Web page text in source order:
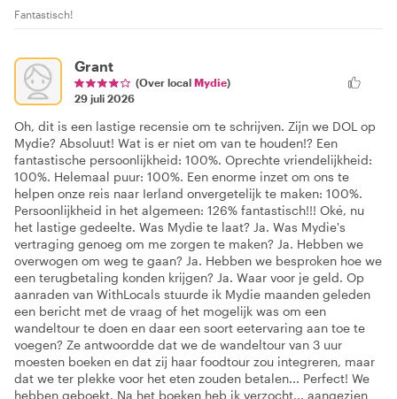
Fantastisch!
Grant
(Over local Mydie)
29 juli 2026
Oh, dit is een lastige recensie om te schrijven. Zijn we DOL op
Mydie? Absoluut! Wat is er niet om van te houden!? Een
fantastische persoonlijkheid: 100%. Oprechte vriendelijkheid:
100%. Helemaal puur: 100%. Een enorme inzet om ons te
helpen onze reis naar Ierland onvergetelijk te maken: 100%.
Persoonlijkheid in het algemeen: 126% fantastisch!!! Oké, nu
het lastige gedeelte. Was Mydie te laat? Ja. Was Mydie's
vertraging genoeg om me zorgen te maken? Ja. Hebben we
overwogen om weg te gaan? Ja. Hebben we besproken hoe we
een terugbetaling konden krijgen? Ja. Waar voor je geld. Op
aanraden van WithLocals stuurde ik Mydie maanden geleden
een bericht met de vraag of het mogelijk was om een
wandeltour te doen en daar een soort eetervaring aan toe te
voegen? Ze antwoordde dat we de wandeltour van 3 uur
moesten boeken en dat zij haar foodtour zou integreren, maar
dat we ter plekke voor het eten zouden betalen... Perfect! We
hebben geboekt. Na het boeken heb ik verzocht... aangezien